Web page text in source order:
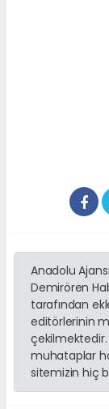
Anadolu
Demirören
tarafından
editörlerinin
muhataplar
sitemizin hiç